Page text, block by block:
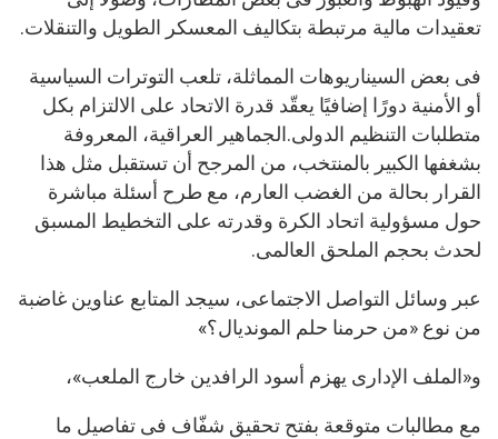
تعقيدات مالية مرتبطة بتكاليف المعسكر الطويل والتنقلات.
فى بعض السيناريوهات المماثلة، تلعب التوترات السياسية
أو الأمنية دورًا إضافيًا يعقّد قدرة الاتحاد على الالتزام بكل
متطلبات التنظيم الدولى.الجماهير العراقية، المعروفة
بشغفها الكبير بالمنتخب، من المرجح أن تستقبل مثل هذا
القرار بحالة من الغضب العارم، مع طرح أسئلة مباشرة
حول مسؤولية اتحاد الكرة وقدرته على التخطيط المسبق
لحدث بحجم الملحق العالمى.
عبر وسائل التواصل الاجتماعى، سيجد المتابع عناوين غاضبة
من نوع «من حرمنا حلم المونديال؟»
و«الملف الإدارى يهزم أسود الرافدين خارج الملعب»،
مع مطالبات متوقعة بفتح تحقيق شفّاف فى تفاصيل ما